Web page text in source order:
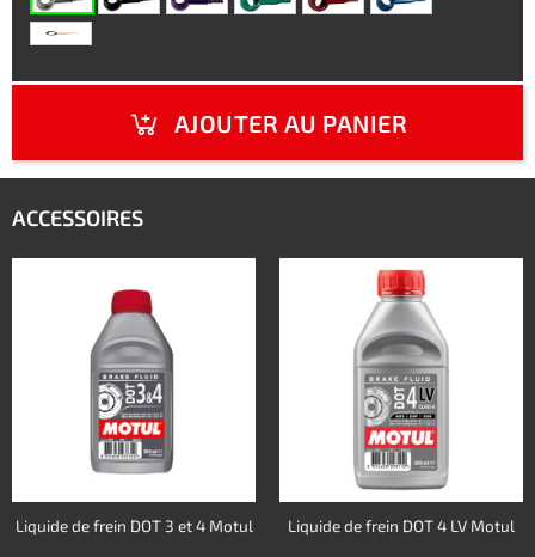
AJOUTER AU PANIER
ACCESSOIRES
Liquide de frein DOT 3 et 4 Motul Liquide de frein DOT 4 LV Motul